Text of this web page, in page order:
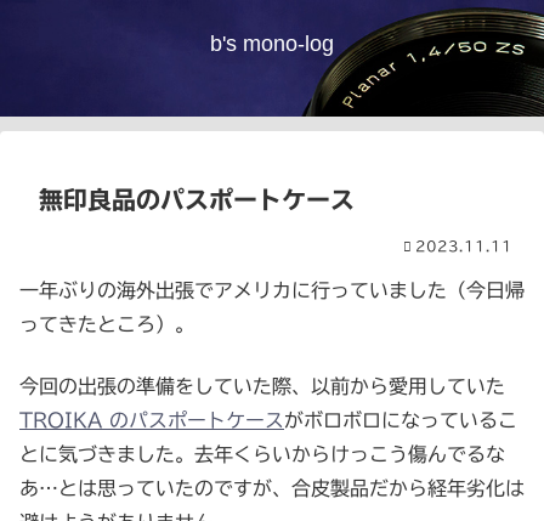
b's mono-log
無印良品のパスポートケース
2023.11.11
一年ぶりの海外出張でアメリカに行っていました（今日帰
ってきたところ）。
今回の出張の準備をしていた際、以前から愛用していた
TROIKA のパスポートケース がボロボロになっているこ
とに気づきました。去年くらいからけっこう傷んでるな
あ…とは思っていたのですが、合皮製品だから経年劣化は